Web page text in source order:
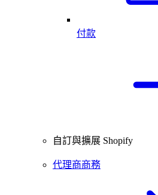
付款
自訂與擴展 Shopify
代理商商務